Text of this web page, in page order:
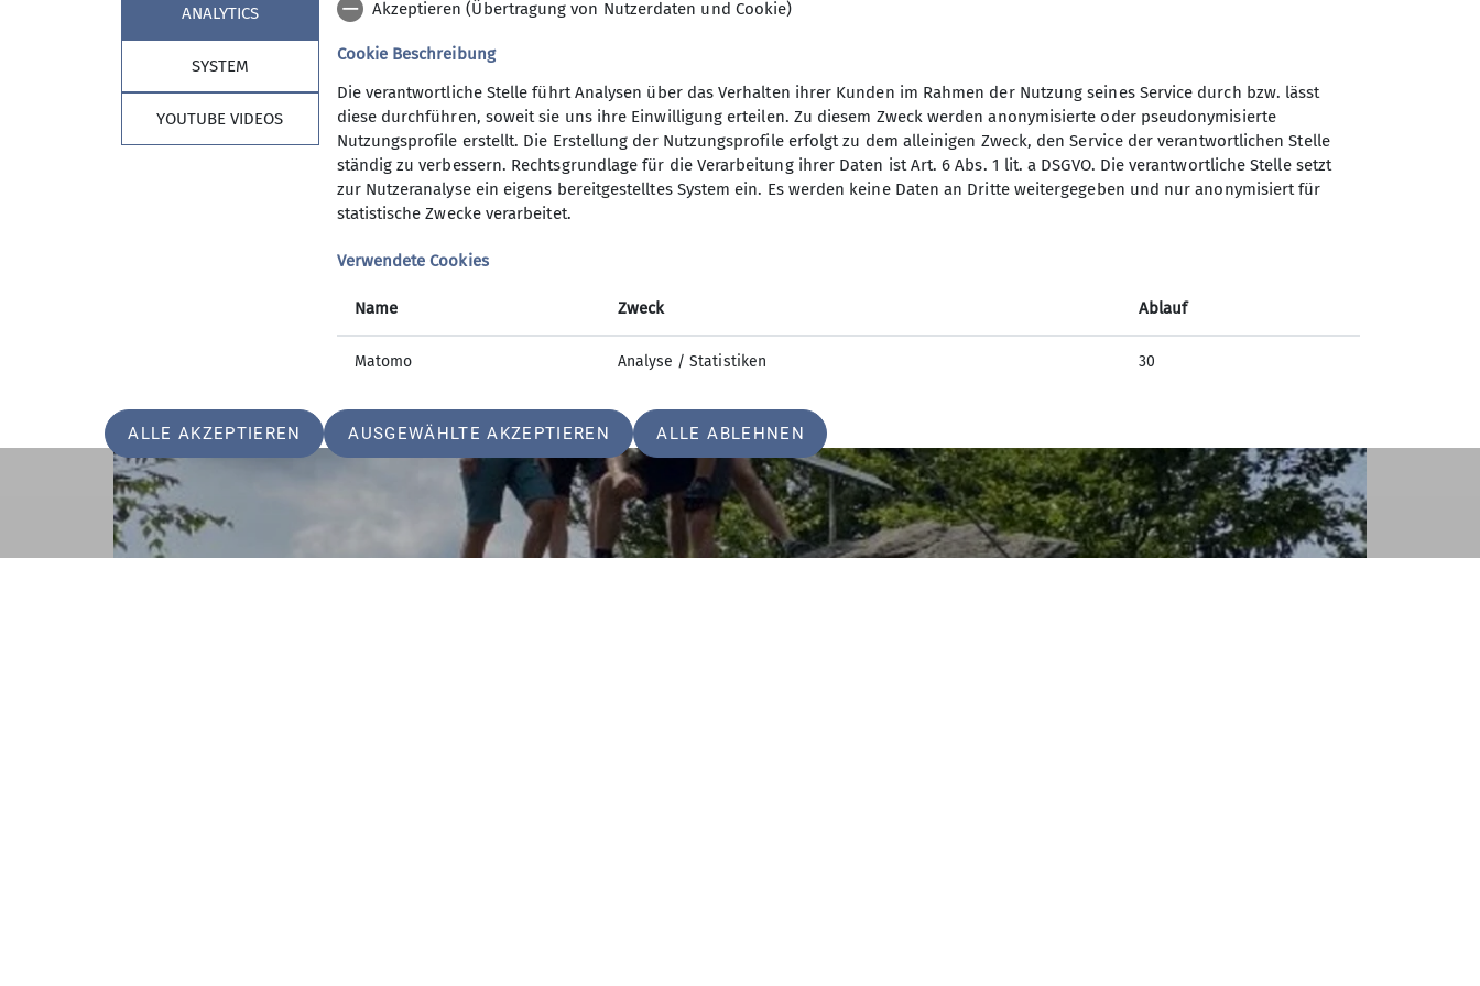
Ohne einen Menschen zu begegnen, führte ein versteckt angelegter flowiger Singletrail unweit des Wanderweges vom Gipfel weg durch
bewuchsfreien Hochwald zum Wanderparkplatz Rohrmünz und im Weiteren über Hochoberndorf und den Ullrichsberg bis zum
Ausgangspunkt.
ANALYTICS
SYSTEM
YOUTUBE VIDEOS
Akzeptieren (Übertragung von Nutzerdaten und Cookie)
Cookie Beschreibung
Die verantwortliche Stelle führt Analysen über das Verhalten ihrer Kunden im Rahmen der Nutzung seines Service durch bzw. lässt
diese durchführen, soweit sie uns ihre Einwilligung erteilen. Zu diesem Zweck werden anonymisierte oder pseudonymisierte
Nutzungsprofile erstellt. Die Erstellung der Nutzungsprofile erfolgt zu dem alleinigen Zweck, den Service der verantwortlichen Stelle
ständig zu verbessern. Rechtsgrundlage für die Verarbeitung ihrer Daten ist Art. 6 Abs. 1 lit. a DSGVO. Die verantwortliche Stelle setzt
zur Nutzeranalyse ein eigens bereitgestelltes System ein. Es werden keine Daten an Dritte weitergegeben und nur anonymisiert für
statistische Zwecke verarbeitet.
Verwendete Cookies
Name Zweck Ablauf
Matomo Analyse / Statistiken 30
ALLE AKZEPTIEREN AUSGEWÄHLTE AKZEPTIEREN ALLE ABLEHNEN